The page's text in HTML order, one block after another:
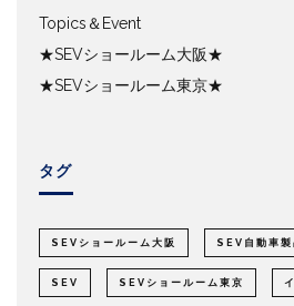
Topics＆Event
★SEVショールーム大阪★
★SEVショールーム東京★
タグ
SEVショールーム大阪 SEV自動車製
SEV SEVショールーム東京